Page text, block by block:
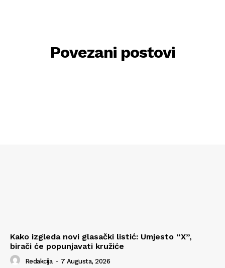
Povezani postovi
Kako izgleda novi glasački listić: Umjesto “X”,
birači će popunjavati kružiće
Redakcija - 7 Augusta, 2026